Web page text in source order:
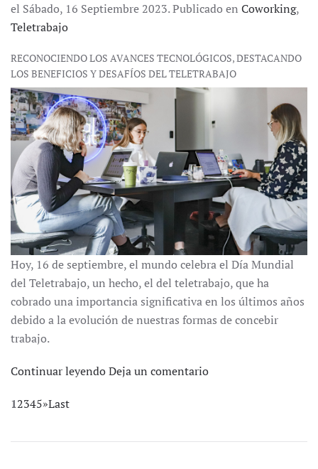
el Sábado, 16 Septiembre 2023. Publicado en Coworking,
Teletrabajo
RECONOCIENDO LOS AVANCES TECNOLÓGICOS, DESTACANDO
LOS BENEFICIOS Y DESAFÍOS DEL TELETRABAJO
Hoy, 16 de septiembre, el mundo celebra el Día Mundial
del Teletrabajo, un hecho, el del teletrabajo, que ha
cobrado una importancia significativa en los últimos años
debido a la evolución de nuestras formas de concebir
trabajo.
Continuar leyendoDeja un comentario
12345»Last